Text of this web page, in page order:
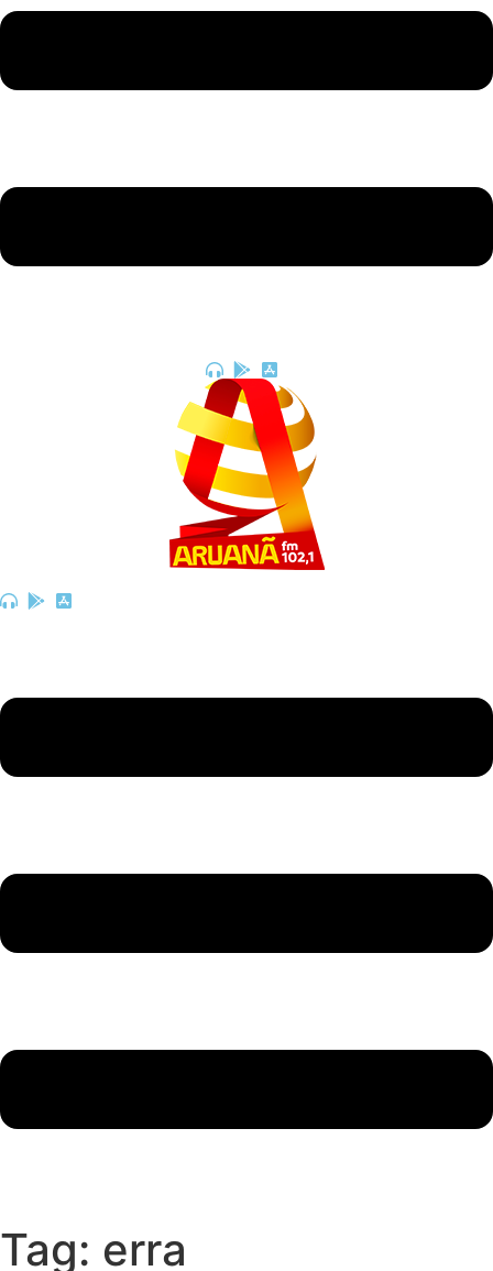
Tag: erra